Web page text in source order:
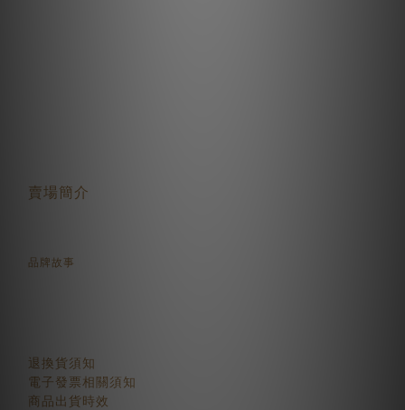
賣場簡介
品牌故事
退換貨須知
電子發票相關須知
商品出貨時效